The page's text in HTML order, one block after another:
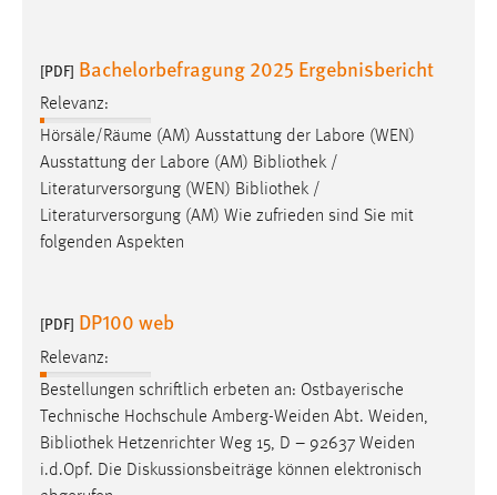
[PDF] Bachelorbefragung 2025 Ergebnisbericht
Relevanz:
Hörsäle/Räume (AM) Ausstattung der Labore (WEN)
Ausstattung der Labore (AM) Bibliothek /
Literaturversorgung (WEN) Bibliothek /
Literaturversorgung (AM) Wie zufrieden sind Sie mit
folgenden Aspekten
[PDF] DP100 web
Relevanz:
Bestellungen schriftlich erbeten an: Ostbayerische
Technische Hochschule Amberg-Weiden Abt. Weiden,
Bibliothek Hetzenrichter Weg 15, D – 92637 Weiden
i.d.Opf. Die Diskussionsbeiträge können elektronisch